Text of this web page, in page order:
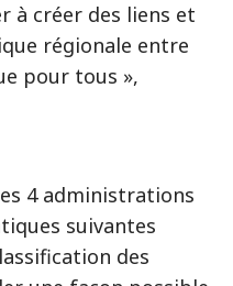
à créer des liens et
régionale entre
pour tous »,
4 administrations
suivantes
des